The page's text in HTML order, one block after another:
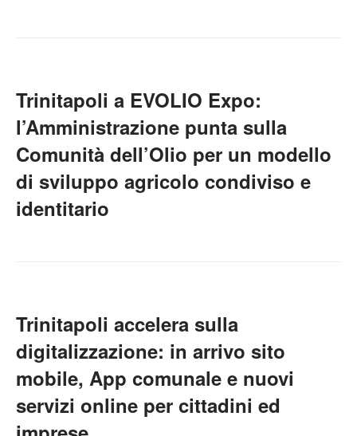
Trinitapoli a EVOLIO Expo:
l’Amministrazione punta sulla
Comunità dell’Olio per un modello
di sviluppo agricolo condiviso e
identitario
Trinitapoli accelera sulla
digitalizzazione: in arrivo sito
mobile, App comunale e nuovi
servizi online per cittadini ed